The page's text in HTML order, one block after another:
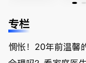
低；免费狂
送50万磅蔬
温“丑陋土
豆日”冲击
官：
欠款
9万
专栏
惆怅！20年前温馨